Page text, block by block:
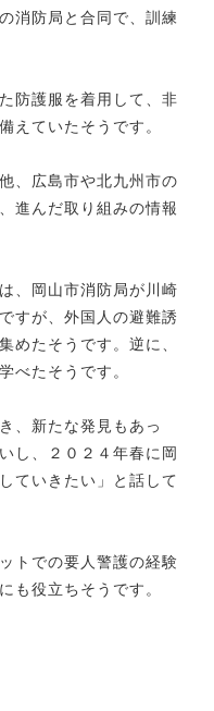
消防局と合同で、訓練
防護服を着用して、非
えていたそうです。
、広島市や北九州市の
進んだ取り組みの情報
、岡山市消防局が川崎
すが、外国人の避難誘
めたそうです。逆に、
べたそうです。
、新たな発見もあっ
し、２０２４年春に岡
ていきたい」と話して
トでの要人警護の経験
も役立ちそうです。